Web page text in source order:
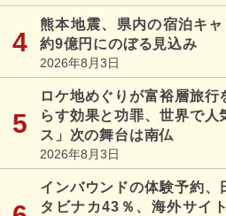
熊本地震、県内の宿泊キ
約9億円にのぼる見込み
2026年8月3日
ロケ地めぐりが富裕層旅行
らす効果と功罪、世界で人
ス」次の舞台は南仏
2026年8月3日
インバウンドの体験予約、
タビナカ43％、海外サイ